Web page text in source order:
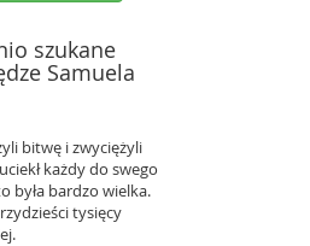
szukane
Samuela
bitwę i zwyciężyli
każdy do swego
była bardzo wielka.
tysięcy